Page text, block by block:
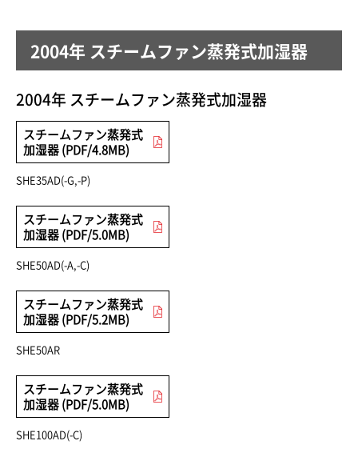
2004年 スチームファン蒸発式加湿器
2004年 スチームファン蒸発式加湿器
スチームファン蒸発式
加湿器 (PDF/4.8MB)
SHE35AD(-G,-P)
スチームファン蒸発式
加湿器 (PDF/5.0MB)
SHE50AD(-A,-C)
スチームファン蒸発式
加湿器 (PDF/5.2MB)
SHE50AR
スチームファン蒸発式
加湿器 (PDF/5.0MB)
SHE100AD(-C)